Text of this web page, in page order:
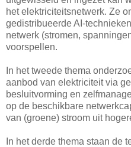
het elektriciteitsnetwerk. Ze
gedistribueerde AI-
netwerk (stromen,
voorspellen.
In het tweede thema
aanbod van elektriciteit via
besluitvorming en
op de beschikbare
van (groene) stroom uit
In het derde thema staan de